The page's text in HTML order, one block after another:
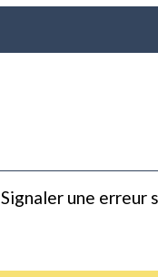
Signaler une erreur